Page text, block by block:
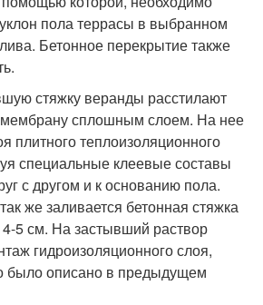
пола террасы в выбранном
Бетонное перекрытие также
стяжку веранды расстилают
сплошным слоем. На нее
плитного теплоизоляционного
специальные клеевые составы
с другом и к основанию пола.
же заливается бетонная стяжка
5 см. На застывший раствор
гидроизоляционного слоя,
было описано в предыдущем